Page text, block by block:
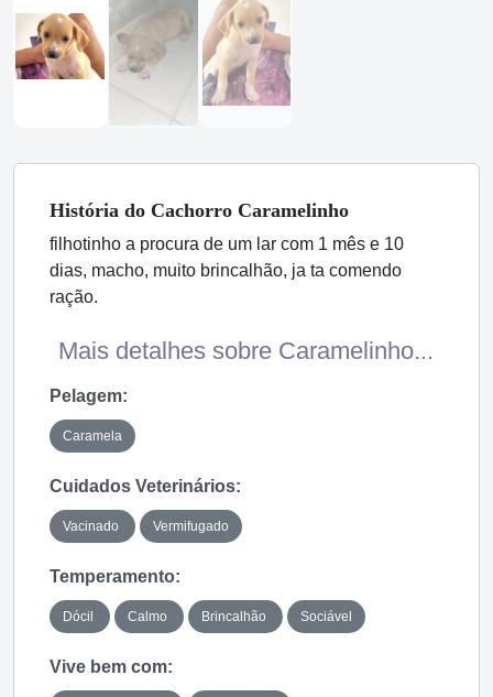
História do Cachorro Caramelinho
filhotinho a procura de um lar com 1 mês e 10
dias, macho, muito brincalhão, ja ta comendo
ração.
Mais detalhes sobre Caramelinho...
Pelagem:
Caramela
Cuidados Veterinários:
Vacinado Vermifugado
Temperamento:
Dócil Calmo Brincalhão Sociável
Vive bem com: